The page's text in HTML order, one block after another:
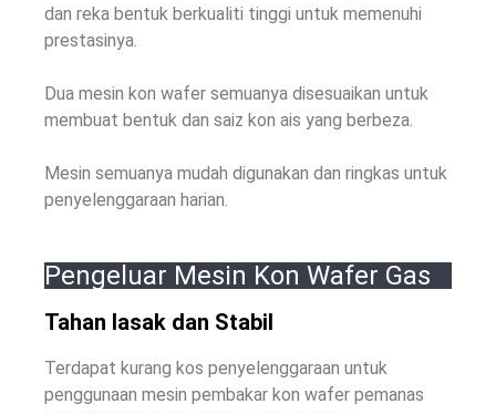
dan reka bentuk berkualiti tinggi untuk memenuhi
prestasinya.
Dua mesin kon wafer semuanya disesuaikan untuk
membuat bentuk dan saiz kon ais yang berbeza.
Mesin semuanya mudah digunakan dan ringkas untuk
penyelenggaraan harian.
Pengeluar Mesin Kon Wafer Gas
Tahan lasak dan Stabil
Terdapat kurang kos penyelenggaraan untuk
penggunaan mesin pembakar kon wafer pemanas